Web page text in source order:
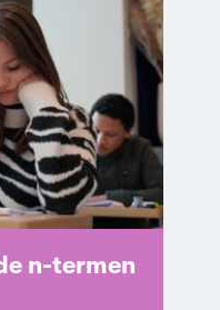
n-termen